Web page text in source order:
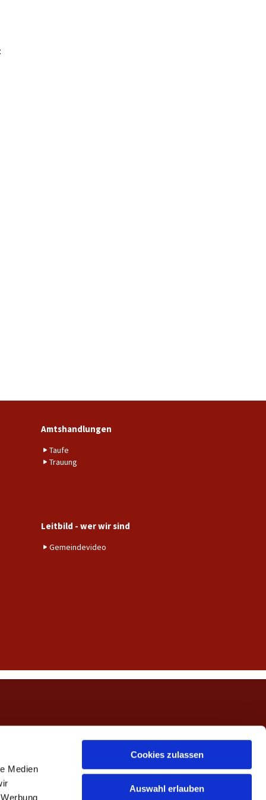
Medien
Cookies zulassen
Auswahl erlauben
Amtshandlungen
Taufe
Trauung
Leitbild - wer wir sind
Gemeindevideo